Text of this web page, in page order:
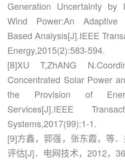
Generation Uncertainty by
Wind Power:An Adaptive
Based Analysis[J].IEEE
Energy,2015(2):583-594.
[8]XU T,ZhANG
Concentrated Solar Power
the Provision of
Services[J].IEEE
Systems,2017(99):1-1.
[9]方鑫，郭强，张东霞，等
评估[J]．电网技术，2012，